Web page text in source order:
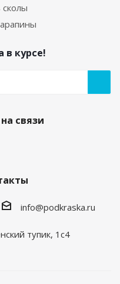
в курсе!
связи
info@podkraska.ru
тупик, 1с4